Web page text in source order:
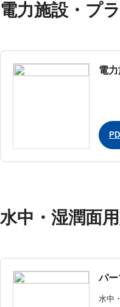
電力施設・プ
電
水中・湿潤面
パー
水中